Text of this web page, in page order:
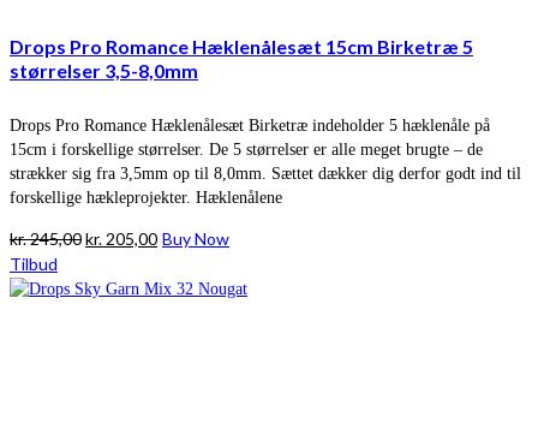
Drops Pro Romance Hæklenålesæt 15cm Birketræ 5
størrelser 3,5-8,0mm
Drops Pro Romance Hæklenålesæt Birketræ indeholder 5 hæklenåle på
15cm i forskellige størrelser. De 5 størrelser er alle meget brugte – de
strækker sig fra 3,5mm op til 8,0mm. Sættet dækker dig derfor godt ind til
forskellige hækleprojekter. Hæklenålene
kr.245,00Den
pris
kr.205,00Den
pris
Buy Now
Tilbud